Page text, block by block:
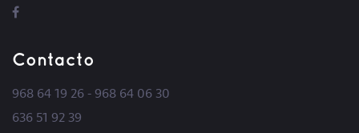
Contacto
968 64 19 26 - 968 64 06 30
636 51 92 39